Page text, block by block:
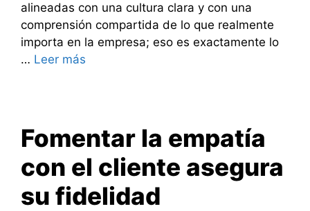
alineadas con una cultura clara y con una
comprensión compartida de lo que realmente
importa en la empresa; eso es exactamente lo
… Leer más
Fomentar la empatía
con el cliente asegura
su fidelidad